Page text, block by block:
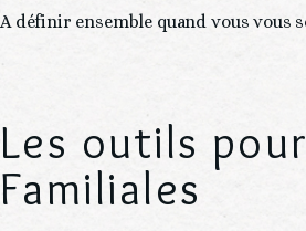
A définir ensemble quand vous vous
Les outils
Familiales